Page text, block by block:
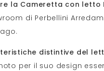
la Cameretta con letto
di Perbellini
distintive del
per il suo design